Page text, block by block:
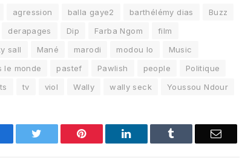
agression balla gaye2 barthélémy dias
Buzz
derapages Dip Farba Ngom
film
sall Mané marodi modou lo
Music
le monde pastef Pawlish people
Politique
tv viol Wally wally seck Youssou Ndour
Facebook Pinterest LinkedIn Email